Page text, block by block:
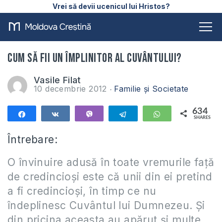
Vrei să devii ucenicul lui Hristos?
Cum să fii un împlinitor al Cuvântului?
Vasile Filat
10 decembrie 2012 Familie și Societate
Telegram WhatsApp
634
SHARES
Întrebare:
O învinuire adusă în toate vremurile față
de credincioși este că unii din ei pretind
a fi credincioși, în timp ce nu
îndeplinesc Cuvântul lui Dumnezeu. Și